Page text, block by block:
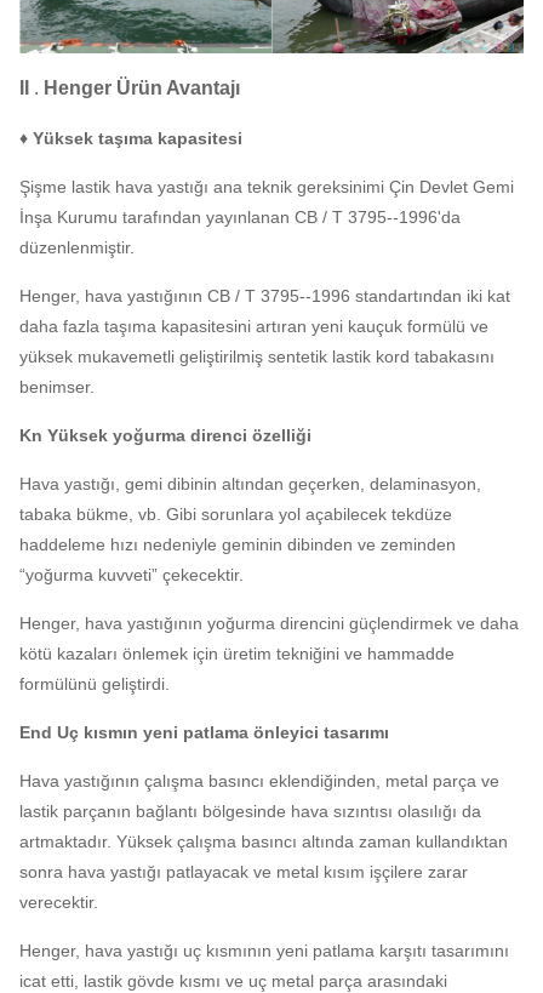
. Henger Ürün Avantajı
♦ Yüksek taşıma kapasitesi
Şişme lastik hava yastığı ana teknik gereksinimi Çin Devlet Gemi
İnşa Kurumu tarafından yayınlanan CB / T 3795--1996'da
düzenlenmiştir.
Henger, hava yastığının CB / T 3795--1996 standartından iki kat
daha fazla taşıma kapasitesini artıran yeni kauçuk formülü ve
yüksek mukavemetli geliştirilmiş sentetik lastik kord tabakasını
benimser.
Kn Yüksek yoğurma direnci özelliği
Hava yastığı, gemi dibinin altından geçerken, delaminasyon,
tabaka bükme, vb. Gibi sorunlara yol açabilecek tekdüze
haddeleme hızı nedeniyle geminin dibinden ve zeminden
“yoğurma kuvveti” çekecektir.
Henger, hava yastığının yoğurma direncini güçlendirmek ve daha
kötü kazaları önlemek için üretim tekniğini ve hammadde
formülünü geliştirdi.
End Uç kısmın yeni patlama önleyici tasarımı
Hava yastığının çalışma basıncı eklendiğinden, metal parça ve
lastik parçanın bağlantı bölgesinde hava sızıntısı olasılığı da
artmaktadır. Yüksek çalışma basıncı altında zaman kullandıktan
sonra hava yastığı patlayacak ve metal kısım işçilere zarar
verecektir.
Henger, hava yastığı uç kısmının yeni patlama karşıtı tasarımını
icat etti, lastik gövde kısmı ve uç metal parça arasındaki